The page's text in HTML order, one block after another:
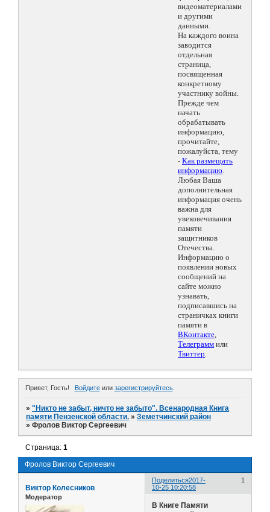
видеоматериалами
и другими
данными.
На каждого воина
заводится
отдельная
страница,
посвященная
конкретному
участнику войны.
Прежде чем
начать
обрабатывать
информацию,
прочитайте,
пожалуйста, тему
- Как размещать
информацию.
Любая Ваша
дополнительная
информация очень
важна для
увековечивания
памяти
защитников
Отечества.
Информацию о
появлении новых
сообщений на
сайте можно
узнавать,
подписавшись на
страничках книги
памяти в
ВКонтакте,
Телеграмм или
Твиттер.
Привет, Гость! Войдитеили зарегистрируйтесь.
»"Никто не забыт, ничто не забыто". Всенародная Книга
памяти Пензенской области. »Земетчинский район
»Фролов Виктор Сергеевич
Фролов Виктор Сергеевич
Страница:1
Поделиться 1
2017-
10-25 10:20:58
Виктор Колесников
Модератор
В Книге Памяти